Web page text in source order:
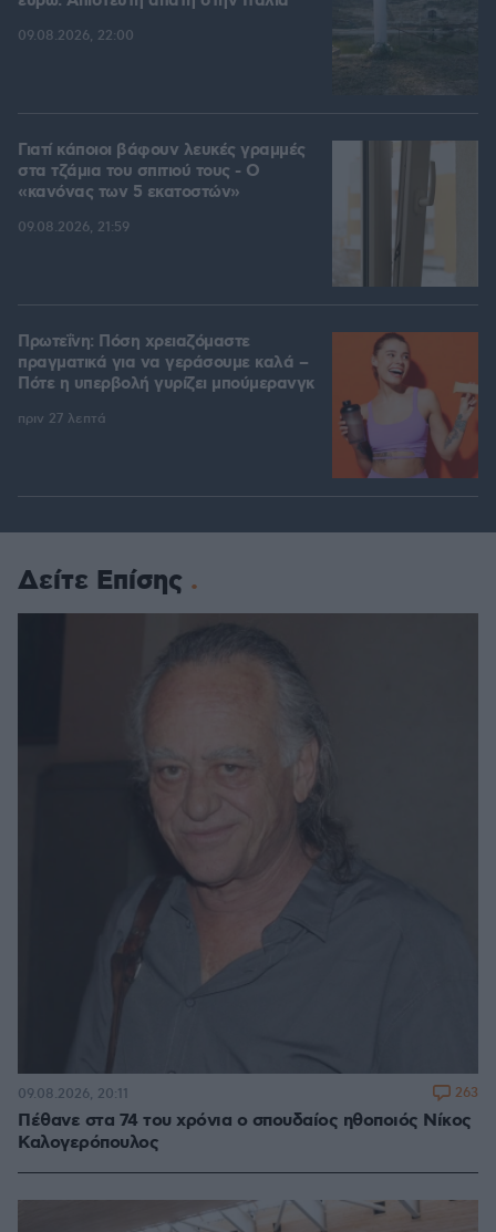
09.08.2026, 22:00
Γιατί κάποιοι βάφουν λευκές γραμμές
στα τζάμια του σπιτιού τους - Ο
«κανόνας των 5 εκατοστών»
09.08.2026, 21:59
Πρωτεΐνη: Πόση χρειαζόμαστε
πραγματικά για να γεράσουμε καλά –
Πότε η υπερβολή γυρίζει μπούμερανγκ
πριν 27 λεπτά
Δείτε Επίσης
Πέθανε στα 74 του χρόνια ο σπουδαίος ηθοποιός Νίκος
Καλογερόπουλος
09.08.2026, 20:11 263